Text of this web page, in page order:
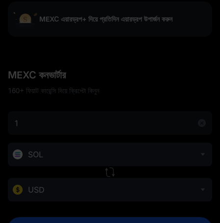
MEXC এয়ারড্রপ+ দিয়ে প্রতিদিন এয়ারড্রপ উপার্জন করুন
MEXC কনভার্টার
160+ ফিয়াট কারেন্সি দিয়ে ক্রিপ্টো কিনুন
SOL
USD